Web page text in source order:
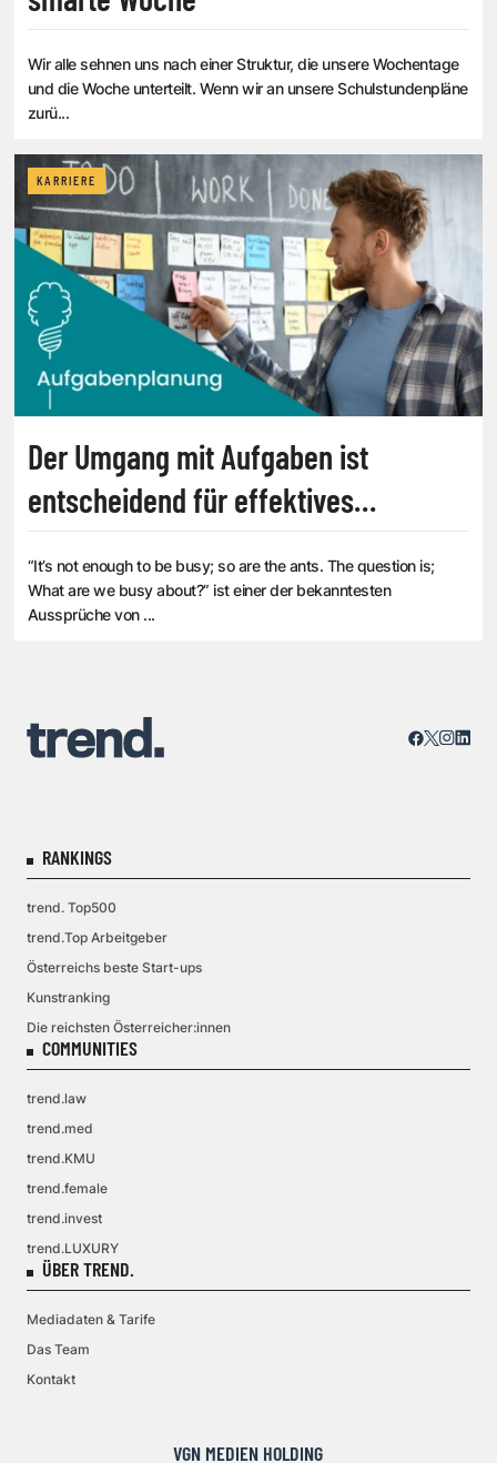
Wir alle sehnen uns nach einer Struktur, die unsere Wochentage
und die Woche unterteilt. Wenn wir an unsere Schulstundenpläne
zurü...
KARRIERE
Der Umgang mit Aufgaben ist
entscheidend für effektives
“It’s not enough to be busy; so are the ants. The question is;
What are we busy about?” ist einer der bekanntesten
Aussprüche von ...
RANKINGS
trend. Top500
trend.Top Arbeitgeber
Österreichs beste Start-ups
Kunstranking
Die reichsten Österreicher:innen
COMMUNITIES
trend.law
trend.med
trend.KMU
trend.female
trend.invest
trend.LUXURY
ÜBER TREND.
Mediadaten & Tarife
Das Team
Kontakt
VGN MEDIEN HOLDING